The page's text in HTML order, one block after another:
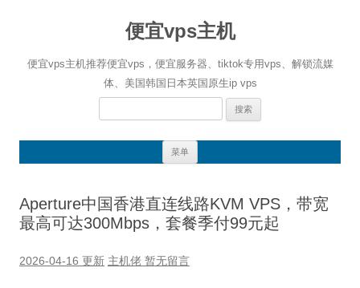
便宜vps主机
便宜vps主机推荐便宜vps，便宜服务器、tiktok专用vps、解锁流媒
体、美国韩国日本英国原生ip vps
搜
菜单
Aperture中国香港直连线路KVM VPS，带宽
最高可达300Mbps，套餐季付99元起
2026-04-16 更新 主机佬 暂无留言